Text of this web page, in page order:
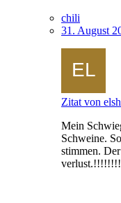
chili
31. August
Zitat von
Mein
Schweine.
stimmen.